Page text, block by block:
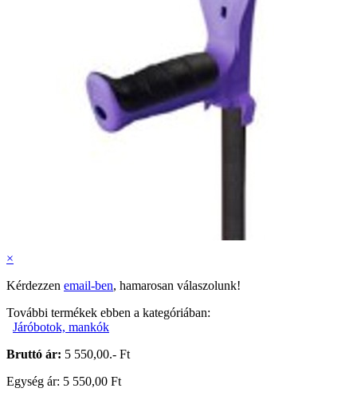
×
Kérdezzen email-ben, hamarosan válaszolunk!
További termékek ebben a kategóriában:
Járóbotok, mankók
Bruttó ár: 5 550,00.- Ft
Egység ár: 5 550,00 Ft